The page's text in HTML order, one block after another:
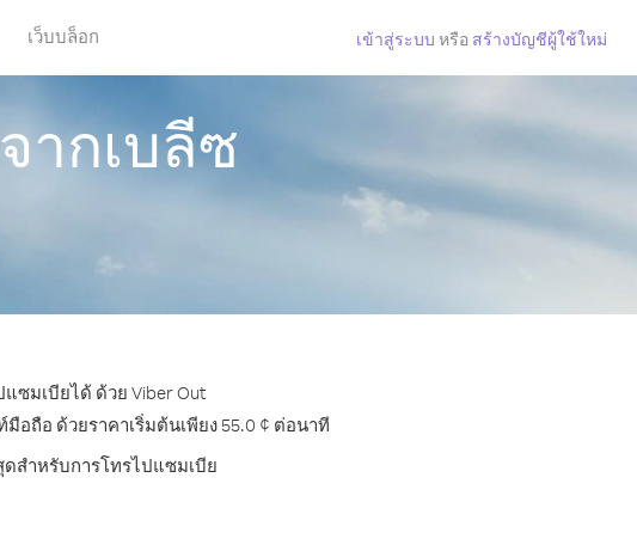
เว็บบล็อก เข้าสู่ระบบ หรือ สร้างบัญชีผู้ใช้ใหม่
ากเบลีซ
มเบียได้ ด้วย Viber Out
ถือ ด้วยราคาเริ่มต้นเพียง 55.0 ¢ ต่อนาที
สำหรับการโทรไปแซมเบีย